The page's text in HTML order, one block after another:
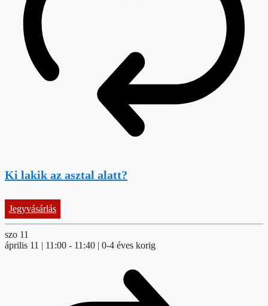
Jegyvásárlás
Ki lakik az asztal alatt?
szo 11
április 11 | 11:00 - 11:40 | 0-4 éves korig